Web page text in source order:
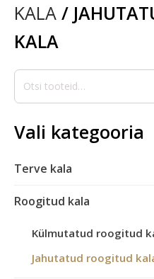
KALA /
KALA
Otsi:
Vali kategooria
Terve kala
Roogitud kala
Külmutatud roogitud
Jahutatud roogitud